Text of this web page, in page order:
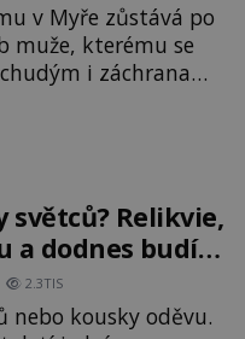
v Myře zůstává po
muže, kterému se
i záchrana
přichází rok 1087 a
podivné noční
záchrana před
krádež,
světců? Relikvie,
a dodnes budí
2.3TIS
nebo kousky oděvu.